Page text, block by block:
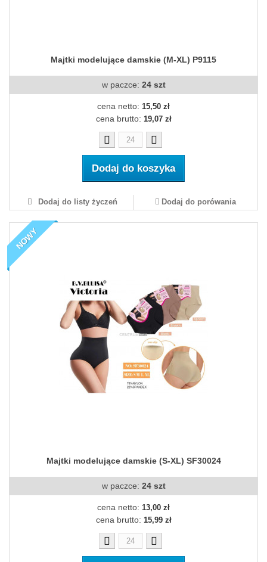
Majtki modelujące damskie (M-XL) P9115
w paczce: 24 szt
cena netto: 15,50 zł
cena brutto: 19,07 zł
Dodaj do koszyka
Dodaj do listy życzeń Dodaj do porówania
NOWY
Majtki modelujące damskie (S-XL) SF30024
w paczce: 24 szt
cena netto: 13,00 zł
cena brutto: 15,99 zł